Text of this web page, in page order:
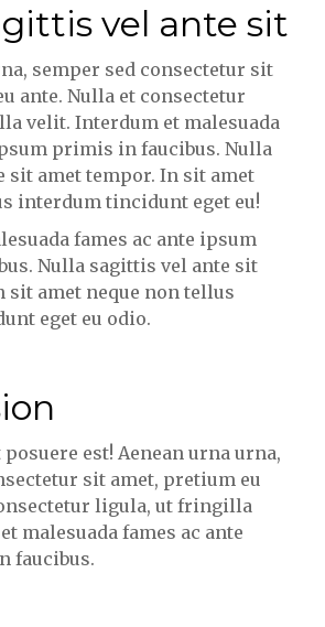
vel ante sit
semper sed consectetur sit
ante. Nulla et consectetur
velit. Interdum et malesuada
primis in faucibus. Nulla
sit amet tempor. In sit amet
interdum tincidunt eget eu!
fames ac ante ipsum
Nulla sagittis vel ante sit
sit amet neque non tellus
eget eu odio.
est! Aenean urna urna,
sit amet, pretium eu
ligula, ut fringilla
malesuada fames ac ante
faucibus.